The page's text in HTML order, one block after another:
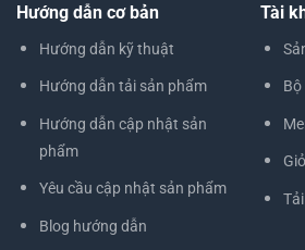
Hướng dẫn cơ bản
Hướng dẫn kỹ thuật
Hướng dẫn tải sản phẩm
Hướng dẫn cập nhật sản
phẩm
Yêu cầu cập nhật sản phẩm
Blog hướng dẫn
Tài